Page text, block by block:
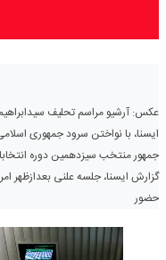
عکس: آرشیو مراسم تحلیف
ایسنا، با نواختن سرود جمهوری
جمهور منتخب سیزدهمین دوره
گزارش ایسنا، جلسه علنی بعدازظهر
حضور